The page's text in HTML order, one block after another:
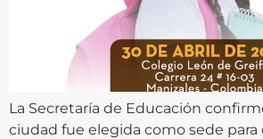
La Secretaría de Educación
ciudad fue elegida como sede